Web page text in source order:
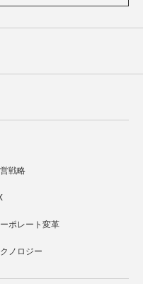
戦略
ポレート変革
ノロジー